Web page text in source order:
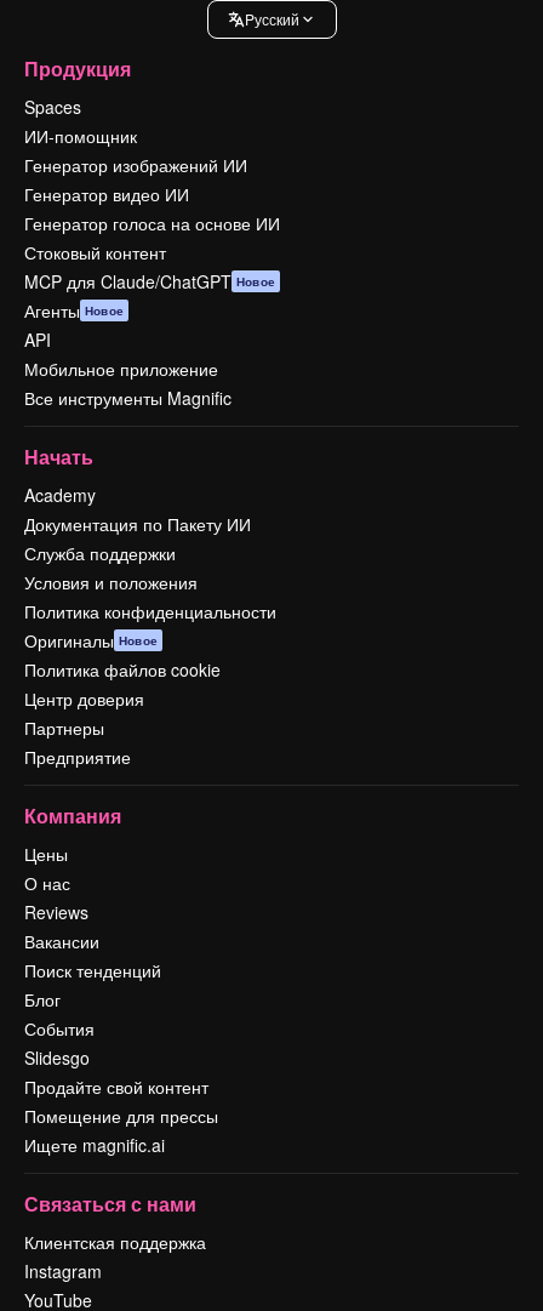
Pусский
Продукция
Spaces
ИИ-помощник
Генератор изображений ИИ
Генератор видео ИИ
Генератор голоса на основе ИИ
Стоковый контент
MCP для Claude/ChatGPT Новое
Агенты Новое
API
Мобильное приложение
Все инструменты Magnific
Начать
Academy
Документация по Пакету ИИ
Служба поддержки
Условия и положения
Политика конфиденциальности
Оригиналы Новое
Политика файлов cookie
Центр доверия
Партнеры
Предприятие
Компания
Цены
О нас
Reviews
Вакансии
Поиск тенденций
Блог
События
Slidesgo
Продайте свой контент
Помещение для прессы
Ищете magnific.ai
Связаться с нами
Клиентская поддержка
Instagram
YouTube